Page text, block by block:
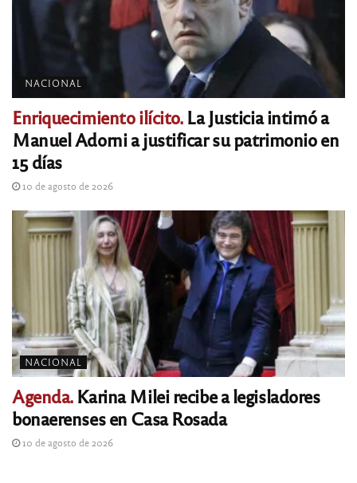
NACIONAL
Enriquecimiento ilícito.La Justicia intimó a
Manuel Adorni a justificar su patrimonio en
15 días
10 de agosto de 2026
NACIONAL
Agenda.Karina Milei recibe a legisladores
bonaerenses en Casa Rosada
10 de agosto de 2026